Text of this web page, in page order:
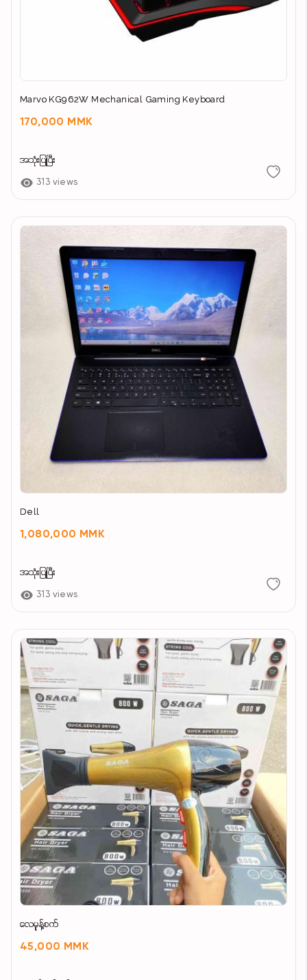
Marvo KG962W Mechanical Gaming Keyboard
170,000 MMK
အသုံးပြုပြီး
313 views
Dell
1,080,000 MMK
အသုံးပြုပြီး
313 views
လေမူန့်စက်
45,000 MMK